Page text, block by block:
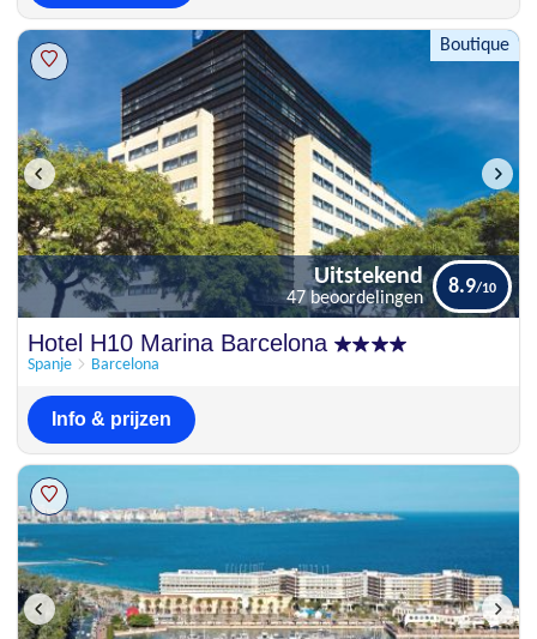
Boutique
Uitstekend
Hotel H10 Marina Barcelona
Spanje Barcelona
Uitstekend
47 beoordelingen
8.9
Info & prijzen